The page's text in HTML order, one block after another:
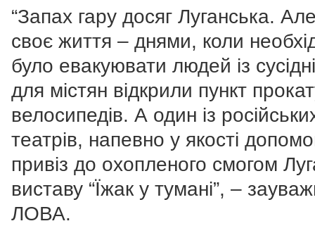
“Запах гару досяг Луганська.
своє життя – днями, коли
було евакуювати людей із
для містян відкрили пункт
велосипедів. А один із
театрів, напевно у якості
привіз до охопленого смогом
виставу “Їжак у тумані”, –
ЛОВА.